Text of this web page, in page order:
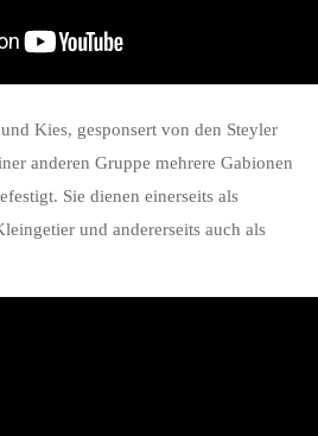
Kies, gesponsert von den Steyler
anderen Gruppe mehrere Gabionen
Sie dienen einerseits als
und andererseits auch als